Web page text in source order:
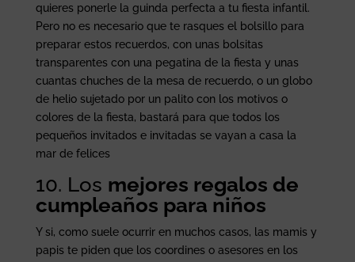
quieres ponerle la guinda perfecta a tu fiesta infantil.
Pero no es necesario que te rasques el bolsillo para
preparar estos recuerdos, con unas bolsitas
transparentes con una pegatina de la fiesta y unas
cuantas chuches de la mesa de recuerdo, o un globo
de helio sujetado por un palito con los motivos o
colores de la fiesta, bastará para que todos los
pequeños invitados e invitadas se vayan a casa la
mar de felices
10. Los mejores regalos de
cumpleaños para niños
Y si, como suele ocurrir en muchos casos, las mamis y
papis te piden que los coordines o asesores en los